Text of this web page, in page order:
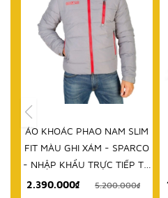
GIÀY THỂ THAO NAM -
SPARCO - NHẬP KHẨU
CHÍNH HÃNG TỪ Ý
1.590.000₫
5.390.000₫